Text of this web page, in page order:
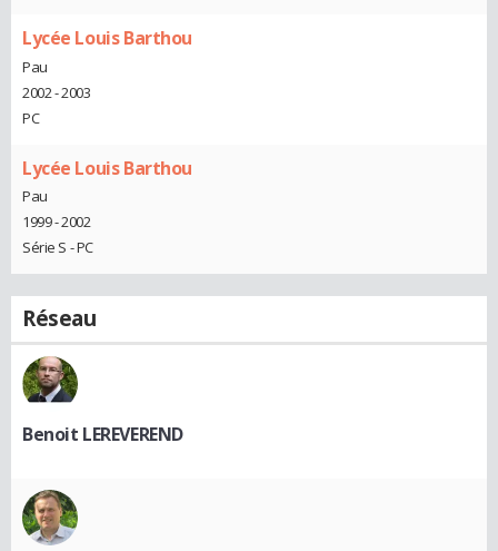
Lycée Louis Barthou
Pau
2002 - 2003
PC
Lycée Louis Barthou
Pau
1999 - 2002
Série S - PC
Réseau
Benoit LEREVEREND